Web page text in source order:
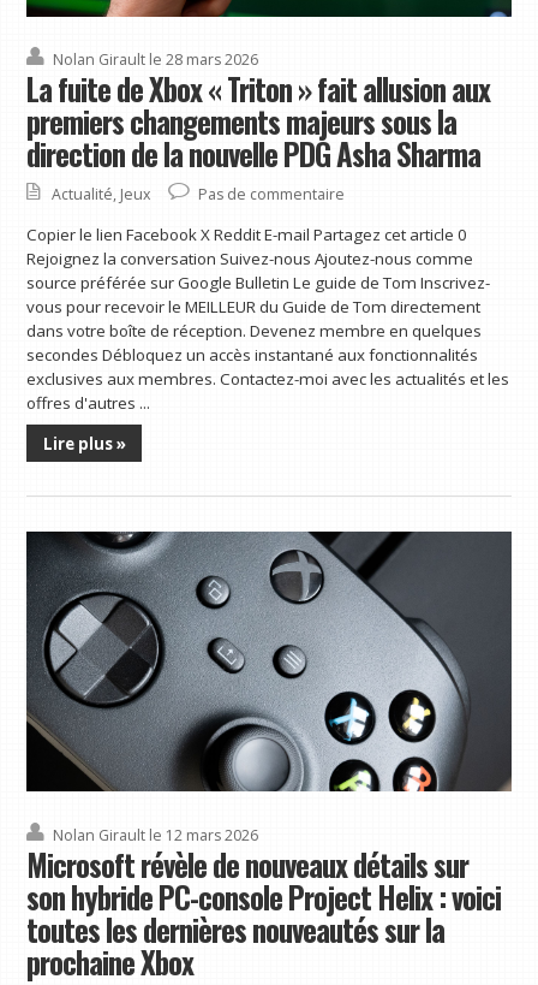
Nolan Girault le 28 mars 2026
La fuite de Xbox « Triton » fait allusion aux
premiers changements majeurs sous la
direction de la nouvelle PDG Asha Sharma
Actualité, Jeux Pas de commentaire
Copier le lien Facebook X Reddit E-mail Partagez cet article 0
Rejoignez la conversation Suivez-nous Ajoutez-nous comme
source préférée sur Google Bulletin Le guide de Tom Inscrivez-
vous pour recevoir le MEILLEUR du Guide de Tom directement
dans votre boîte de réception. Devenez membre en quelques
secondes Débloquez un accès instantané aux fonctionnalités
exclusives aux membres. Contactez-moi avec les actualités et les
offres d'autres ...
Lire plus »
Nolan Girault le 12 mars 2026
Microsoft révèle de nouveaux détails sur
son hybride PC-console Project Helix : voici
toutes les dernières nouveautés sur la
prochaine Xbox